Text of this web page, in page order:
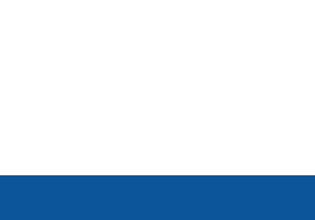
werken hiervoor samen met het